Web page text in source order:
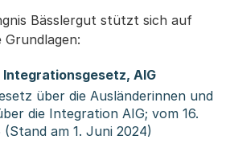
Bässlergut stützt sich auf
AIG
über die Ausländerinnen und
die Integration AIG; vom 16.
am 1. Juni 2024)